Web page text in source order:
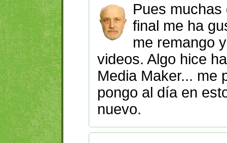
Pues
final me ha
me remango
videos. Algo hice
Media Maker... me
pongo al día en
nuevo.